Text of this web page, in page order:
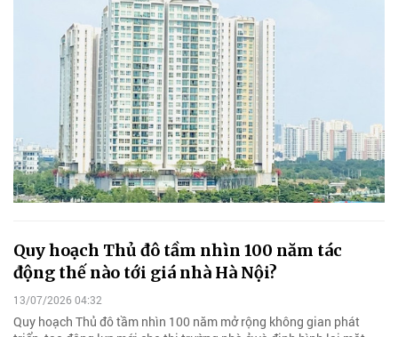
Quy hoạch Thủ đô tầm nhìn 100 năm tác
động thế nào tới giá nhà Hà Nội?
13/07/2026 04:32
Quy hoạch Thủ đô tầm nhìn 100 năm mở rộng không gian phát